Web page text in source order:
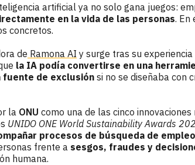
artificial ya no solo gana juegos:
en la vida de las personas. En
concretos.
de Ramona AI y surge tras su
la IA podía convertirse en una
fuente de exclusiónsi no se diseñaba con
la ONU como una de las cinco innovaciones
UNIDO ONE World Sustainability Awards
procesos de búsqueda de empleo
frente a sesgos, fraudes y
humana.